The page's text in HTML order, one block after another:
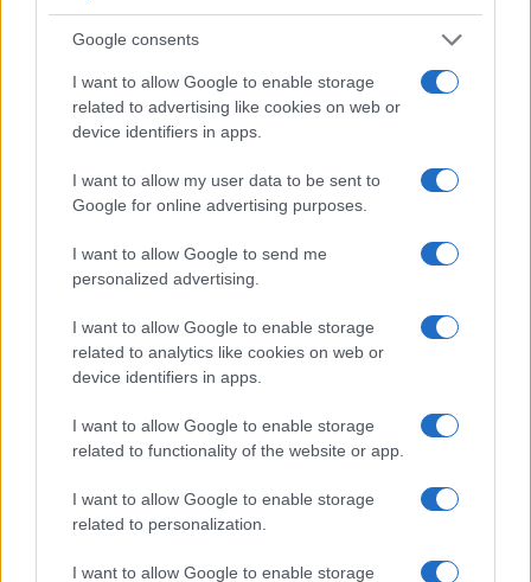
Google consents
I want to allow Google to enable storage
related to advertising like cookies on web or
device identifiers in apps.
I want to allow my user data to be sent to
Google for online advertising purposes.
I want to allow Google to send me
personalized advertising.
I want to allow Google to enable storage
related to analytics like cookies on web or
device identifiers in apps.
I want to allow Google to enable storage
related to functionality of the website or app.
I want to allow Google to enable storage
related to personalization.
I want to allow Google to enable storage
Come scegliere le scarpe da running donna: comfort
e performance
NEWS
accuse e i dettagli